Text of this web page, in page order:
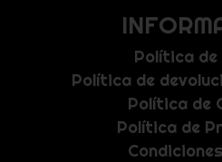
Política de
Política de
Política de
Política de